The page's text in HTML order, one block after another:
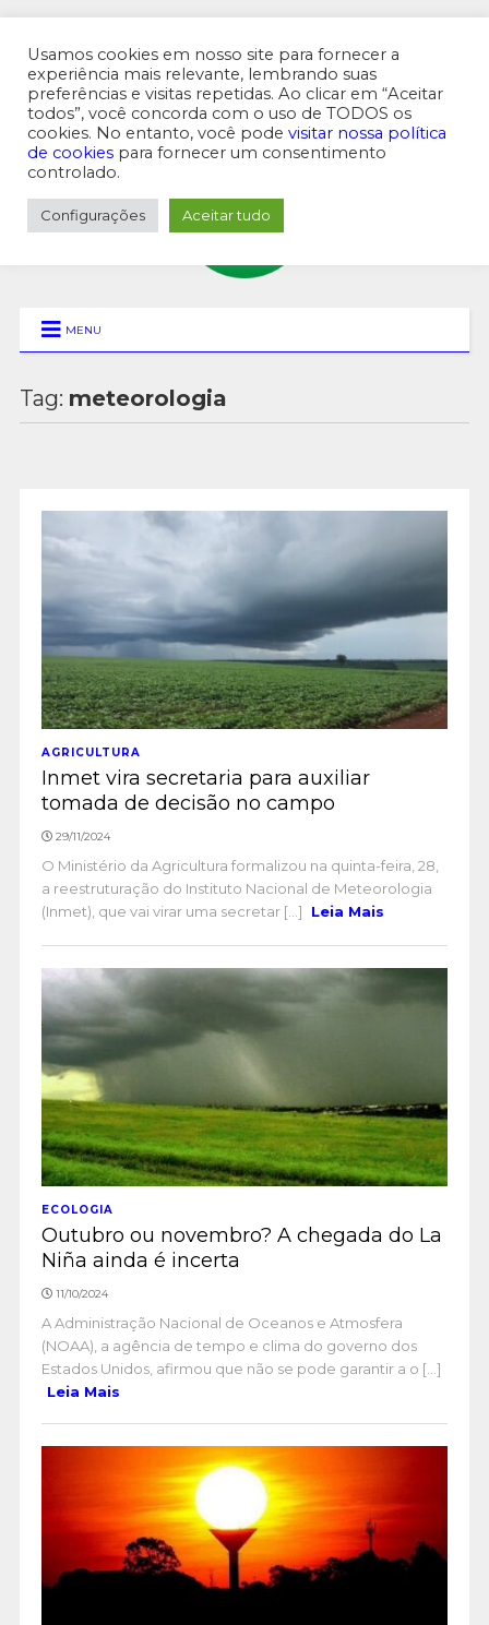
MENU SUPERIOR
MENU
Tag: meteorologia
AGRICULTURA
Inmet vira secretaria para auxiliar
tomada de decisão no campo
29/11/2024
O Ministério da Agricultura formalizou na quinta-feira, 28,
a reestruturação do Instituto Nacional de Meteorologia
(Inmet), que vai virar uma secretar [...]
Leia Mais
ECOLOGIA
Outubro ou novembro? A chegada do La
Niña ainda é incerta
11/10/2024
A Administração Nacional de Oceanos e Atmosfera
(NOAA), a agência de tempo e clima do governo dos
Estados Unidos, afirmou que não se pode garantir a o [...]
Leia Mais
Usamos cookies em nosso site para fornecer a
experiência mais relevante, lembrando suas
preferências e visitas repetidas. Ao clicar em “Aceitar
todos”, você concorda com o uso de TODOS os
cookies. No entanto, você pode visitar nossa política
de cookies para fornecer um consentimento
controlado.
Configurações Aceitar tudo